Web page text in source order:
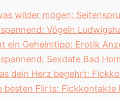
wilder mögen:
Vögeln
ein Geheimtipp: Erotik
Sexdate Bad
dein Herz begehrt:
besten Flirts: Fickkontakte